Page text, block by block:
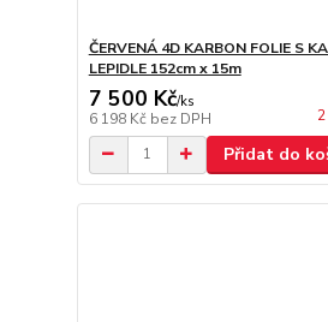
ČERVENÁ 4D KARBON FOLIE S
LEPIDLE 152cm x 15m
7 500 Kč/ks
6 198 Kč bez DPH
Přidat do